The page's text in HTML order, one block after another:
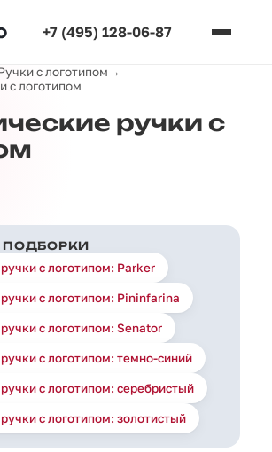
+7 (495) 128-06-87
с логотипом→
с логотипом
ручки с
с логотипом: Parker
с логотипом: Pininfarina
с логотипом: Senator
с логотипом: темно-синий
с логотипом: серебристый
с логотипом: золотистый